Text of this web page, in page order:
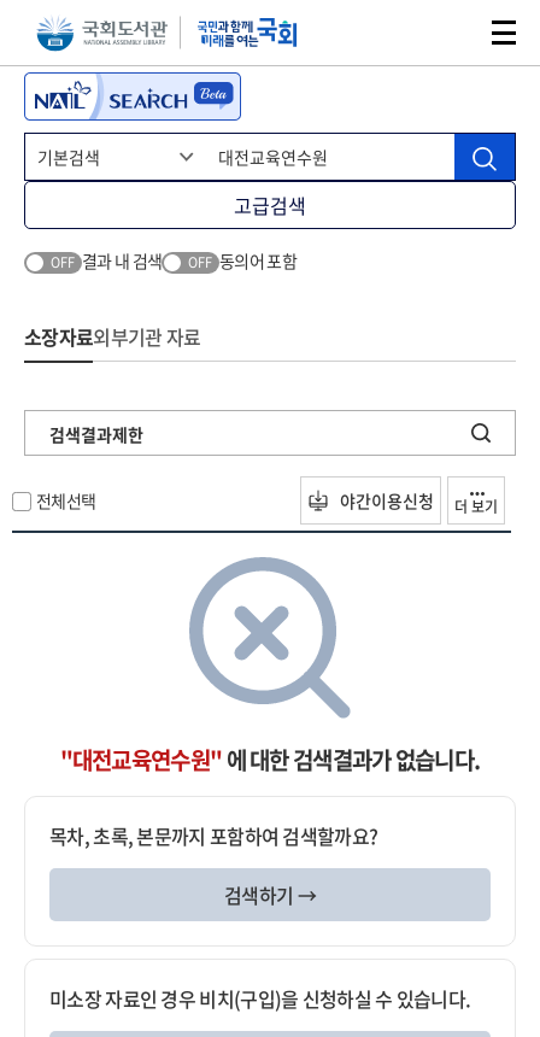
본문 바로가기주메뉴 바로가기
고급검색
OFF 결과 내 검색 OFF 동의어 포함
소장자료외부기관 자료
검색결과제한
전체선택 야간이용신청 더 보기
"대전교육연수원"에 대한 검색결과가 없습니다.
목차, 초록, 본문까지 포함하여 검색할까요?
검색하기 →
미소장 자료인 경우 비치(구입)을 신청하실 수 있습니다.